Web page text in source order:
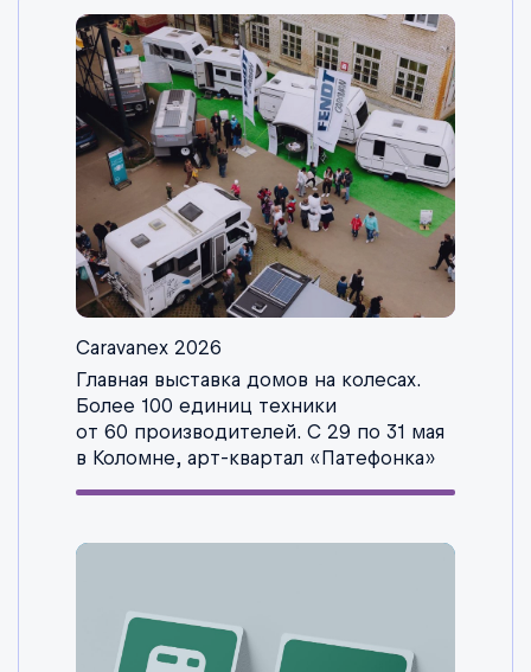
Caravanex 2026
Главная выставка домов на колесах.
Более 100 единиц техники
от 60 производителей. С 29 по 31 мая
в Коломне, арт-квартал «Патефонка»